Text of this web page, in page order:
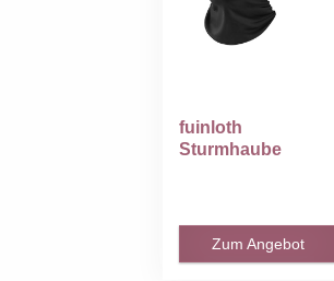
fuinloth
Sturmhaube
Zum Angebot